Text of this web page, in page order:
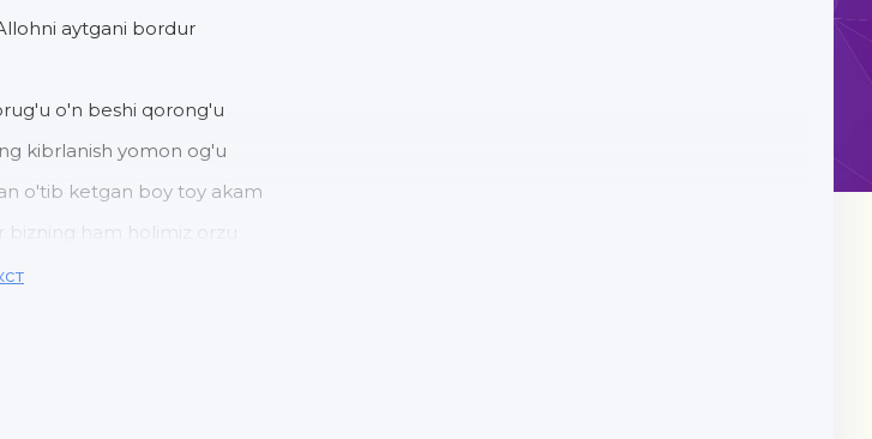
aytgani bordur
o'n beshi qorong'u
kibrlanish yomon og'u
o'tib ketgan boy toy akam
bizning ham holimiz orzu